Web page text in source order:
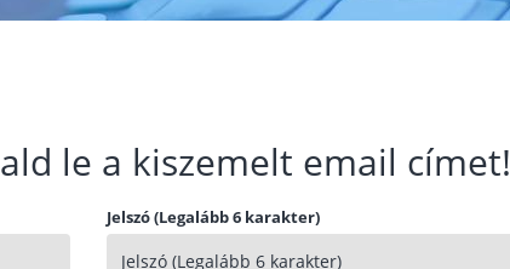
le a kiszemelt email címet!
Jelszó (Legalább 6 karakter)